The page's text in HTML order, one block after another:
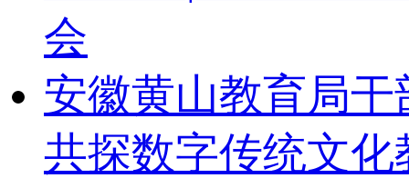
会
安徽黄山教育局
共探数字传统文化